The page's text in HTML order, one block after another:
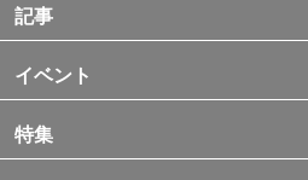
記事
イベント
特集